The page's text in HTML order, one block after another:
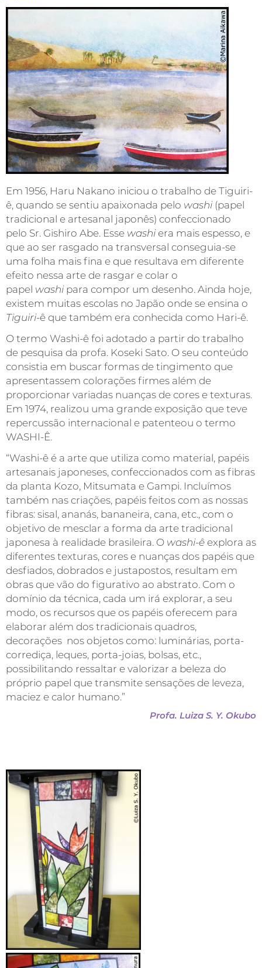
Em 1956, Haru Nakano iniciou o trabalho de Tiguiri-
ê, quando se sentiu apaixonada pelo washi(papel
tradicional e artesanal japonês) confeccionado
pelo Sr. Gishiro Abe. Esse washiera mais espesso, e
que ao ser rasgado na transversal conseguia-se
uma folha mais fina e que resultava em diferente
efeito nessa arte de rasgar e colar o
papel washipara compor um desenho. Ainda hoje,
existem muitas escolas no Japão onde se ensina o
Tiguiri-ê que também era conhecida como Hari-ê.
O termo Washi-ê foi adotado a partir do trabalho
de pesquisa da profa. Koseki Sato. O seu conteúdo
consistia em buscar formas de tingimento que
apresentassem colorações firmes além de
proporcionar variadas nuanças de cores e texturas.
Em 1974, realizou uma grande exposição que teve
repercussão internacional e patenteou o termo
WASHI-Ê.
“Washi-ê é a arte que utiliza como material, papéis
artesanais japoneses, confeccionados com as fibras
da planta Kozo, Mitsumata e Gampi. Incluímos
também nas criações, papéis feitos com as nossas
fibras: sisal, ananás, bananeira, cana, etc., com o
objetivo de mesclar a forma da arte tradicional
japonesa à realidade brasileira. O washi-ê explora as
diferentes texturas, cores e nuanças dos papéis que
desfiados, dobrados e justapostos, resultam em
obras que vão do figurativo ao abstrato. Com o
domínio da técnica, cada um irá explorar, a seu
modo, os recursos que os papéis oferecem para
elaborar além dos tradicionais quadros,
decorações nos objetos como: luminárias, porta-
corrediça, leques, porta-joias, bolsas, etc.,
possibilitando ressaltar e valorizar a beleza do
próprio papel que transmite sensações de leveza,
maciez e calor humano.”
Profa. Luiza S. Y. Okubo